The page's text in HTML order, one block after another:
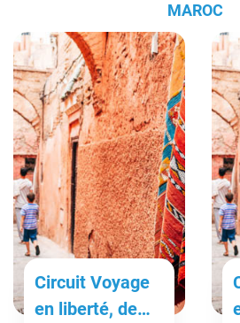
MAROC
Circuit Voyage
en liberté, de